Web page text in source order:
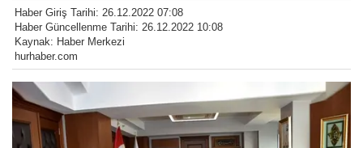
Haber Giriş Tarihi: 26.12.2022 07:08
Haber Güncellenme Tarihi: 26.12.2022 10:08
Kaynak: Haber Merkezi
hurhaber.com